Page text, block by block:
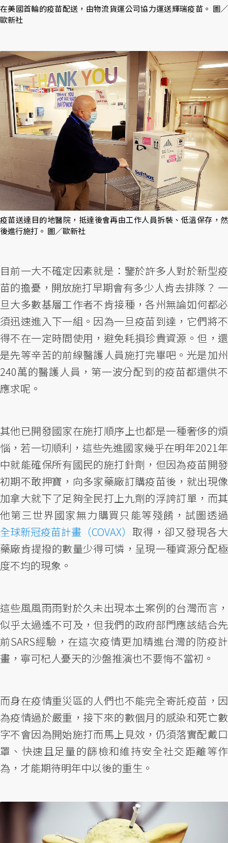
在美國首輪的疫苗配送，由物流貨運公司協力運送輝瑞疫苗。 圖／
歐新社
疫苗送達目的地醫院，抵達後會再由工作人員拆裝、低溫保存，然
後進行施打。 圖／歐新社
目前一大不確定因素就是：鑒於許多人對於新型疫
苗的擔憂，開放施打早期會有多少人肯去排隊？ 一
旦大多數基層工作者不肯接種，各州無論如何都必
須迅速進入下一組。因為一旦疫苗到達，它們將不
得不在一定時間使用，避免耗損珍貴資源。但，還
是先等辛苦的前線醫護人員施打完畢吧。光是加州
240萬的醫護人員，第一波分配到的疫苗都還供不
應求呢。
其他已開發國家在施打順序上也都是一種奢侈的煩
惱，若一切順利，這些先進國家幾乎在明年2021年
中就能確保所有國民的施打針劑，但因為疫苗開發
初期不敢押寶，向多家藥廠訂購疫苗後，就出現像
加拿大就下了足夠全民打上九劑的浮誇訂單，而其
他第三世界國家無力購買只能等殘餚，試圖透過
全球新冠疫苗計畫（COVAX） 取得，卻又發現各大
藥廠肯提撥的數量少得可憐，呈現一種資源分配極
度不均的現象。
這些風風雨雨對於久未出現本土案例的台灣而言，
似乎太過遙不可及，但我們的政府部門應該結合先
前SARS經驗，在這次疫情更加精進台灣的防疫計
畫，寧可杞人憂天的沙盤推演也不要悔不當初。
而身在疫情重災區的人們也不能完全寄託疫苗，因
為疫情過於嚴重，接下來的數個月的感染和死亡數
字不會因為開始施打而馬上見效，仍須落實配戴口
罩、快速且足量的篩檢和維持安全社交距離等作
為，才能期待明年中以後的重生。